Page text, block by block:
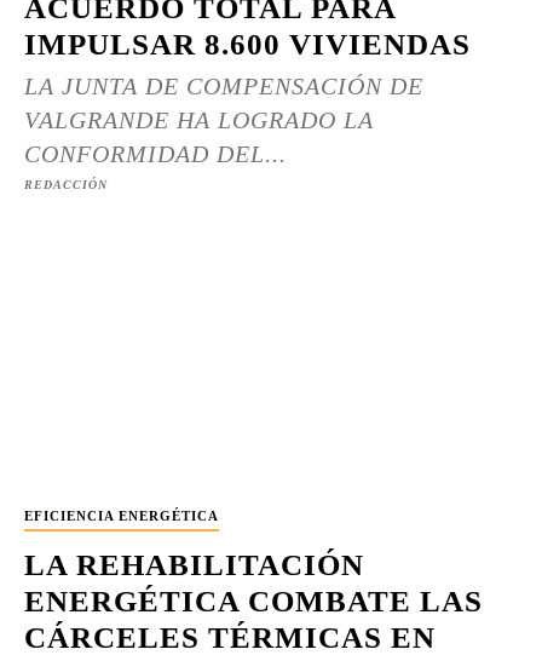
ACUERDO TOTAL PARA
IMPULSAR 8.600 VIVIENDAS
LA JUNTA DE COMPENSACIÓN DE
VALGRANDE HA LOGRADO LA
CONFORMIDAD DEL...
REDACCIÓN
EFICIENCIA ENERGÉTICA
LA REHABILITACIÓN
ENERGÉTICA COMBATE LAS
CÁRCELES TÉRMICAS EN